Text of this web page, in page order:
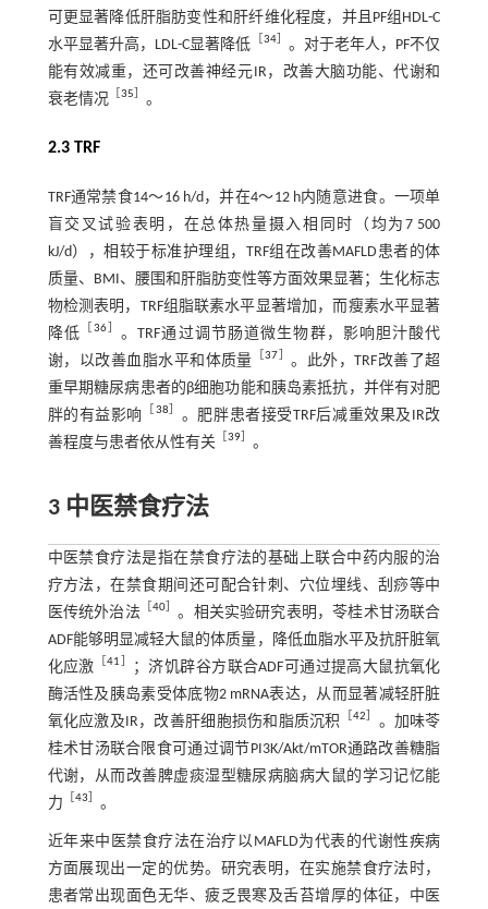
可更显著降低肝脂肪变性和肝纤维化程度，并且PF组HDL-C
水平显著升高，LDL-C显著降低 ［34］ 。对于老年人，PF不仅
能有效减重，还可改善神经元IR，改善大脑功能、代谢和
衰老情况 ［35］ 。
2.3 TRF
TRF通常禁食14～16 h/d，并在4～12 h内随意进食。一项单
盲交叉试验表明，在总体热量摄入相同时（均为7 500
kJ/d），相较于标准护理组，TRF组在改善MAFLD患者的体
质量、BMI、腰围和肝脂肪变性等方面效果显著；生化标志
物检测表明，TRF组脂联素水平显著增加，而瘦素水平显著
降低 ［36］ 。TRF通过调节肠道微生物群，影响胆汁酸代
谢，以改善血脂水平和体质量 ［37］ 。此外，TRF改善了超
重早期糖尿病患者的β细胞功能和胰岛素抵抗，并伴有对肥
胖的有益影响
［38］ 。肥胖患者接受TRF后减重效果及IR改
善程度与患者依从性有关 ［39］ 。
3 中医禁食疗法
中医禁食疗法是指在禁食疗法的基础上联合中药内服的治
疗方法，在禁食期间还可配合针刺、穴位埋线、刮痧等中
医传统外治法［40］ 。相关实验研究表明，苓桂术甘汤联合
ADF能够明显减轻大鼠的体质量，降低血脂水平及抗肝脏氧
化应激 ［41］
；济饥辟谷方联合ADF可通过提高大鼠抗氧化
酶活性及胰岛素受体底物2 mRNA表达，从而显著减轻肝脏
氧化应激及IR，改善肝细胞损伤和脂质沉积
［42］ 。加味苓
桂术甘汤联合限食可通过调节PI3K/Akt/mTOR通路改善糖脂
代谢，从而改善脾虚痰湿型糖尿病脑病大鼠的学习记忆能
力 ［43］ 。
近年来中医禁食疗法在治疗以MAFLD为代表的代谢性疾病
方面展现出一定的优势。研究表明，在实施禁食疗法时，
患者常出现面色无华、疲乏畏寒及舌苔增厚的体征，中医